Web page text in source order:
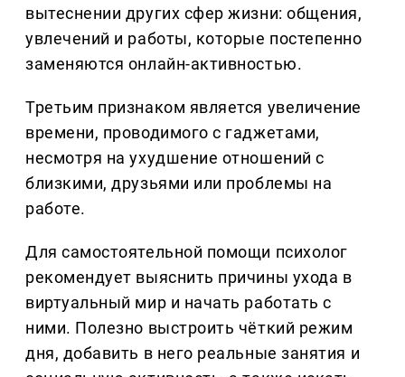
вытеснении других сфер жизни: общения,
увлечений и работы, которые постепенно
заменяются онлайн-активностью.
Третьим признаком является увеличение
времени, проводимого с гаджетами,
несмотря на ухудшение отношений с
близкими, друзьями или проблемы на
работе.
Для самостоятельной помощи психолог
рекомендует выяснить причины ухода в
виртуальный мир и начать работать с
ними. Полезно выстроить чёткий режим
дня, добавить в него реальные занятия и